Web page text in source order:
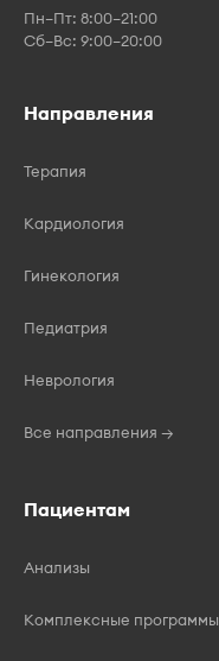
Пн–Пт: 8:00–21:00
Сб–Вс: 9:00–20:00
Направления
Терапия
Кардиология
Гинекология
Педиатрия
Неврология
Все направления →
Пациентам
Анализы
Комплексные программы